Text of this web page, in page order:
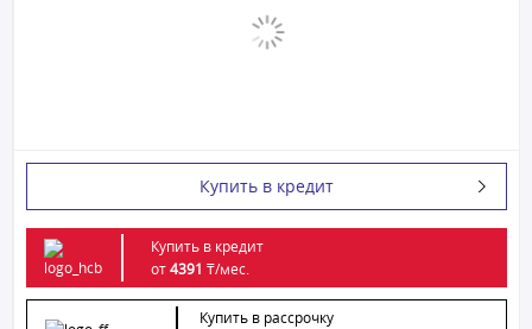
Купить в кредит
Купить в кредит
от4391 ₸/мес.
Купить в рассрочку